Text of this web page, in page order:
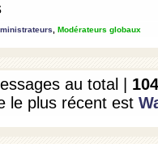
Modérateurs globaux
au total | 104
le plus récent est